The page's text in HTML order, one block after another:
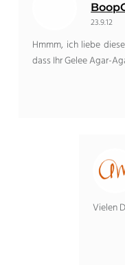
23.9.12
Hmmm, ich liebe
dass Ihr Gelee Agar-
Vielen